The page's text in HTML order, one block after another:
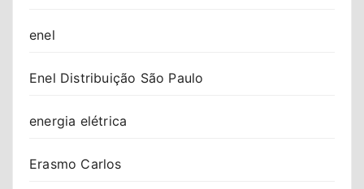
enel
Enel Distribuição São Paulo
energia elétrica
Erasmo Carlos